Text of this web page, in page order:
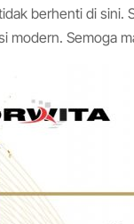
berhenti di
modern. Semoga